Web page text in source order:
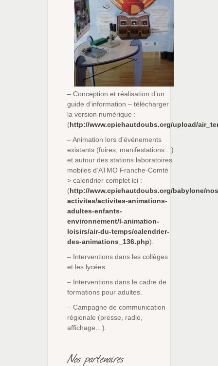
– Conception et réalisation d’un
guide d’information – télécharger
la version numérique :
(http://www.cpiehautdoubs.org/upload/
– Animation lors d’événements
existants (foires, manifestations…)
et autour des stations laboratoires
mobiles d’ATMO Franche-Comté
> calendrier complet ici :
(http://www.cpiehautdoubs.org/babylone/
activites/activites-animations-
adultes-enfants-
environnement/l-animation-
loisirs/air-du-temps/calendrier-
des-animations_136.php).
– Interventions dans les collèges
et les lycées.
– Interventions dans le cadre de
formations pour adultes.
– Campagne de communication
régionale (presse, radio,
affichage…).
Nos partenaires